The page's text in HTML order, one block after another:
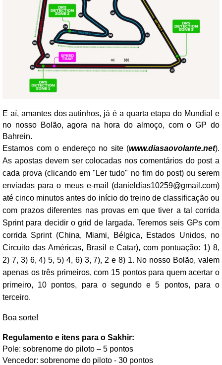
E aí, amantes dos autinhos, já é a quarta etapa do Mundial e
no nosso Bolão, agora na hora do almoço, com o GP do
Bahrein.
Estamos com o endereço no site (www.diasaovolante.net).
As apostas devem ser colocadas nos comentários do post a
cada prova (clicando em "Ler tudo" no fim do post) ou serem
enviadas para o meus e-mail (danieldias10259@gmail.com)
até cinco minutos antes do início do treino de classificação ou
com prazos diferentes nas provas em que tiver a tal corrida
Sprint para decidir o grid de largada. Teremos seis GPs com
corrida Sprint (China, Miami, Bélgica, Estados Unidos, no
Circuito das Américas, Brasil e Catar), com pontuação: 1) 8,
2) 7, 3) 6, 4) 5, 5) 4, 6) 3, 7), 2 e 8) 1. No nosso Bolão, valem
apenas os três primeiros, com 15 pontos para quem acertar o
primeiro, 10 pontos, para o segundo e 5 pontos, para o
terceiro.
Boa sorte!
Regulamento e itens para o Sakhir:
Pole: sobrenome do piloto – 5 pontos
Vencedor: sobrenome do piloto - 30 pontos